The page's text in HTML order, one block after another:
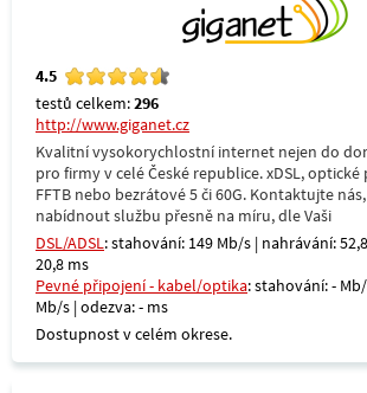
4.5
testů celkem:296
http://www.giganet.cz
Kvalitní vysokorychlostní internet nejen do
pro firmy v celé České republice. xDSL, optické
FFTB nebo bezrátové 5 či 60G. Kontaktujte
nabídnout službu přesně na míru, dle Vaši
DSL/ADSL: stahování: 149 Mb/s | nahrávání:
20,8 ms
Pevné připojení - kabel/optika: stahování: -
Mb/s | odezva: - ms
Dostupnost v celém okrese.